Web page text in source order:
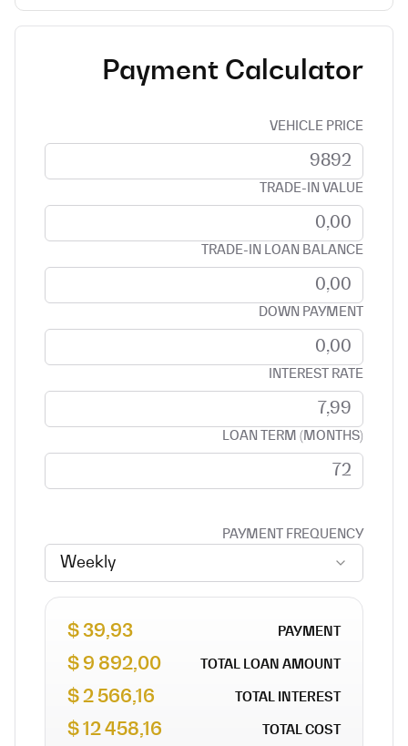
Payment Calculator
VEHICLE PRICE
TRADE-IN VALUE
TRADE-IN LOAN BALANCE
DOWN PAYMENT
INTEREST RATE
LOAN TERM (MONTHS)
PAYMENT FREQUENCY
Weekly
PAYMENT
39,93 $
TOTAL LOAN AMOUNT
9 892,00 $
TOTAL INTEREST
2 566,16 $
TOTAL COST
12 458,16 $